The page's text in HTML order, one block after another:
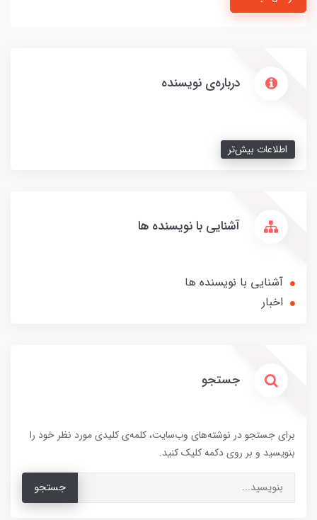
درباره‌ی نویسنده
اطلاعات بیش‌تر
آشنایی با نویسنده ها
آشنایی با نویسنده ها
اخبار
جستجو
برای جستجو در نوشته‌های وب‌سایت، کلمه‌ی کلیدی مورد نظر خود را
بنویسید و بر روی دکمه کلیک کنید.
جستجو